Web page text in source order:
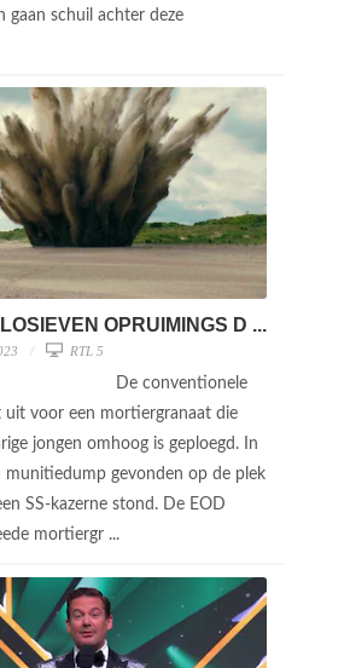
gaan schuil achter deze
OPRUIMINGS D ...
RTL 5
De conventionele
uit voor een mortiergranaat die
jongen omhoog is geploegd. In
munitiedump gevonden op de plek
SS-kazerne stond. De EOD
mortiergr ...